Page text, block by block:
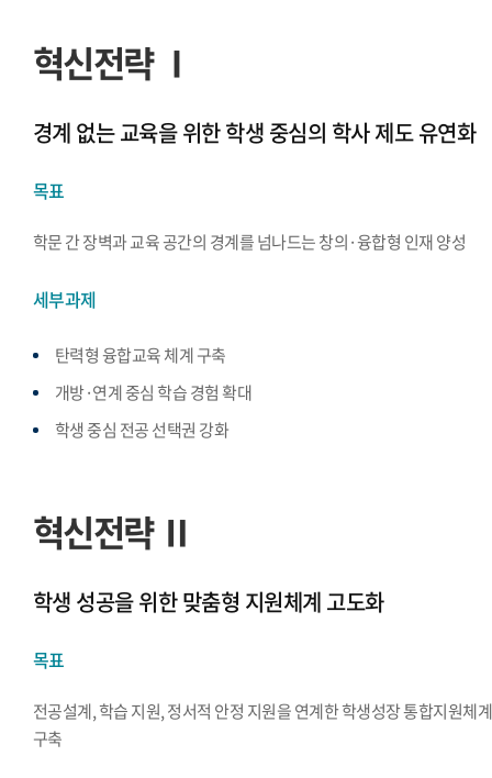
혁신전략 Ⅰ
경계 없는 교육을 위한 학생 중심의 학사 제도 유연화
목표
학문 간 장벽과 교육 공간의 경계를 넘나드는 창의·융합형 인재 양성
세부과제
탄력형 융합교육 체계 구축
개방·연계 중심 학습 경험 확대
학생 중심 전공 선택권 강화
혁신전략 Ⅱ
학생 성공을 위한 맞춤형 지원체계 고도화
목표
전공설계, 학습 지원, 정서적 안정 지원을 연계한 학생성장 통합지원체계
구축